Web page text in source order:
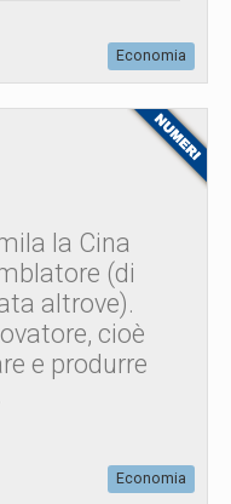
Economia
la Cina
(di
altrove).
cioè
e produrre
Economia